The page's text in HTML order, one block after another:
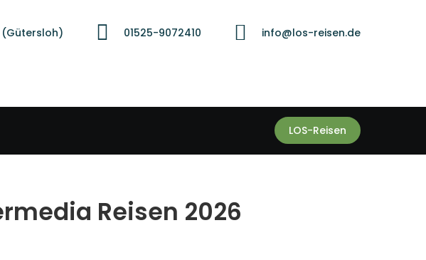
01525-9072410 info@los-reisen.de
LOS-Reisen
Reisen 2026